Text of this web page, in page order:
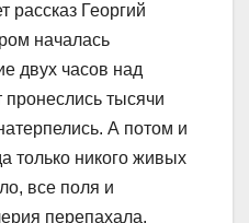
рассказ Георгий
началась
двух часов над
тысячи
А потом и
только никого живых
все поля и
перепахала.